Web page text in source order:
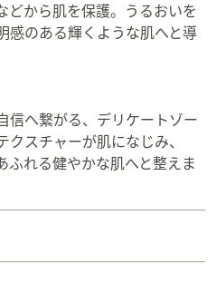
どから肌を保護。うるおいを
感のある輝くような肌へと導
信へ繋がる、デリケートゾー
スチャーが肌になじみ、
ふれる健やかな肌へと整えま